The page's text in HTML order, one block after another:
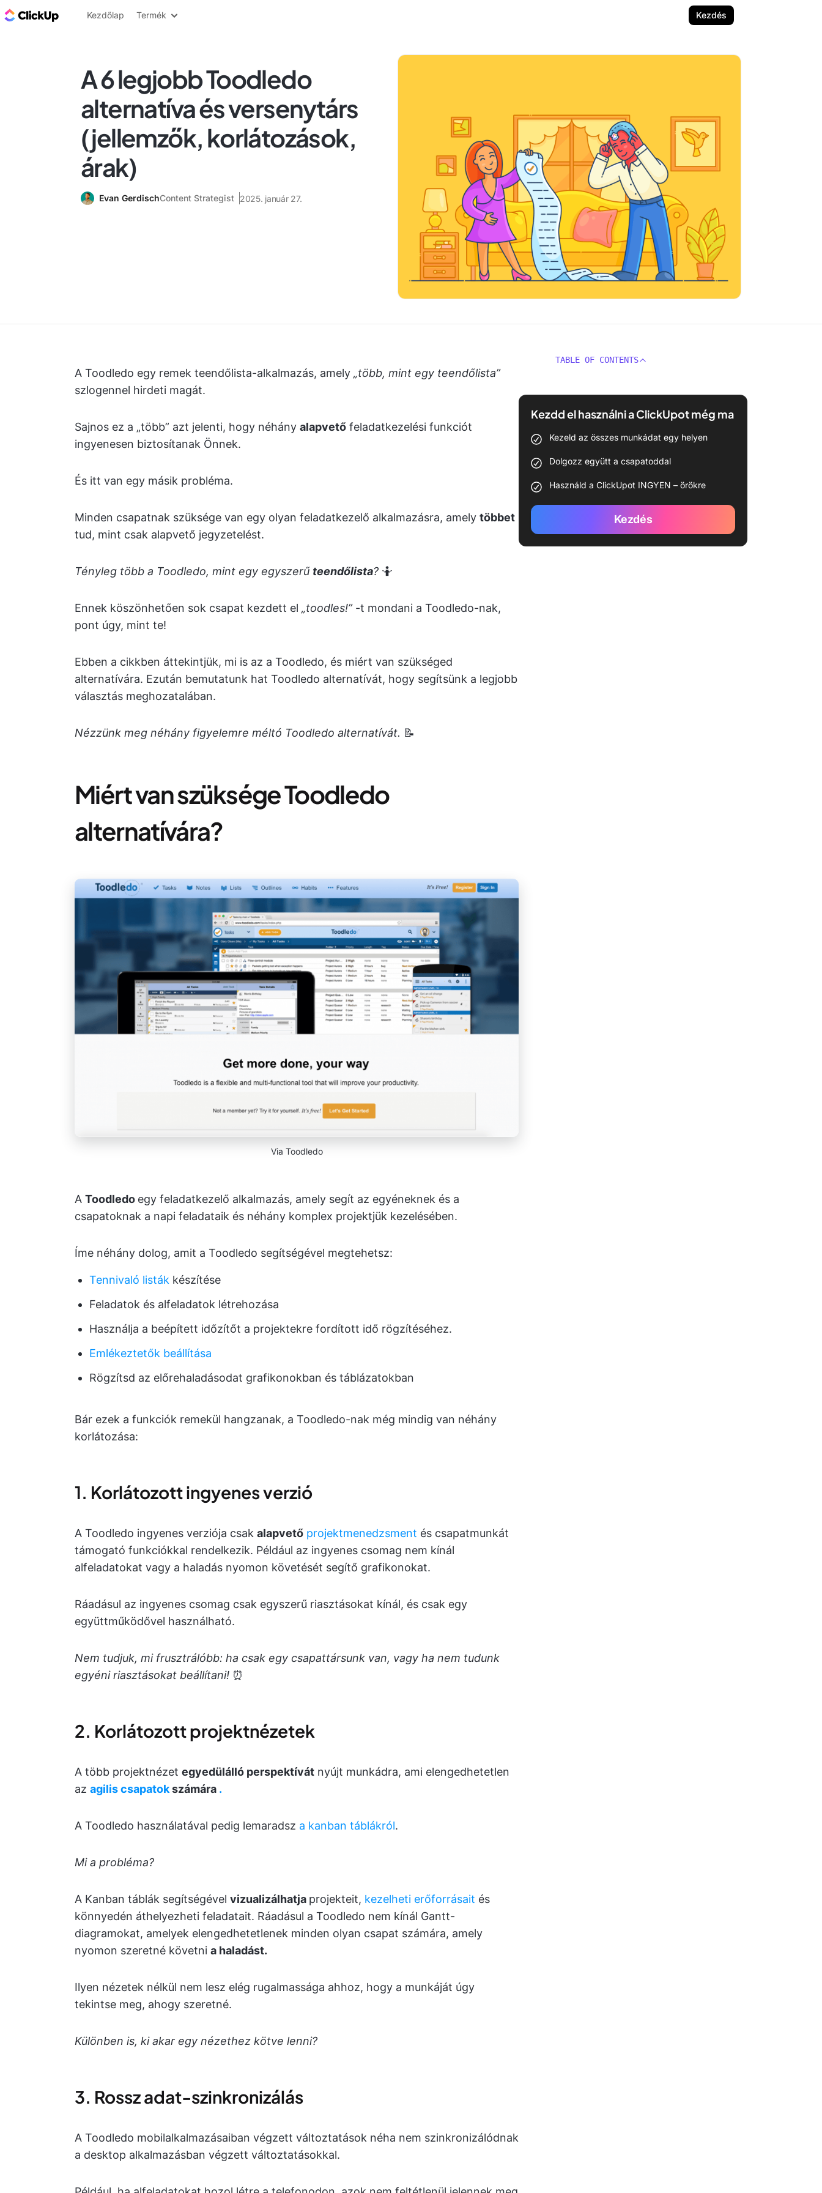
ClickUp blog
Kezdőlap Termék Kezdés
A 6 legjobb Toodledo
alternatíva és versenytárs
(jellemzők, korlátozások,
árak)
Evan GerdischContent Strategist 2025. január 27.
A Toodledo egy remek teendőlista-alkalmazás, amely „több, mint egy teendőlista”
szlogennel hirdeti magát.
Sajnos ez a „több” azt jelenti, hogy néhány alapvető feladatkezelési funkciót
ingyenesen biztosítanak Önnek.
És itt van egy másik probléma.
Minden csapatnak szüksége van egy olyan feladatkezelő alkalmazásra, amely többet
tud, mint csak alapvető jegyzetelést.
Tényleg több a Toodledo, mint egy egyszerű teendőlista? 🤷
Ennek köszönhetően sok csapat kezdett el „toodles!”-t mondani a Toodledo-nak,
pont úgy, mint te!
Ebben a cikkben áttekintjük, mi is az a Toodledo, és miért van szükséged
alternatívára. Ezután bemutatunk hat Toodledo alternatívát, hogy segítsünk a legjobb
választás meghozatalában.
Nézzünk meg néhány figyelemre méltó Toodledo alternatívát. 📝
Miért van szüksége Toodledo
alternatívára?
Via Toodledo
A Toodledo egy feladatkezelő alkalmazás, amely segít az egyéneknek és a
csapatoknak a napi feladataik és néhány komplex projektjük kezelésében.
Íme néhány dolog, amit a Toodledo segítségével megtehetsz:
Tennivaló listák készítése
Feladatok és alfeladatok létrehozása
Használja a beépített időzítőt a projektekre fordított idő rögzítéséhez.
Emlékeztetők beállítása
Rögzítsd az előrehaladásodat grafikonokban és táblázatokban
Bár ezek a funkciók remekül hangzanak, a Toodledo-nak még mindig van néhány
korlátozása:
1. Korlátozott ingyenes verzió
A Toodledo ingyenes verziója csak alapvető projektmenedzsment és csapatmunkát
támogató funkciókkal rendelkezik. Például az ingyenes csomag nem kínál
alfeladatokat vagy a haladás nyomon követését segítő grafikonokat.
Ráadásul az ingyenes csomag csak egyszerű riasztásokat kínál, és csak egy
együttműködővel használható.
Nem tudjuk, mi frusztrálóbb: ha csak egy csapattársunk van, vagy ha nem tudunk
egyéni riasztásokat beállítani! ⏰
2. Korlátozott projektnézetek
A több projektnézet egyedülálló perspektívát nyújt munkádra, ami elengedhetetlen
az agilis csapatokszámára .
A Toodledo használatával pedig lemaradsz a kanban táblákról.
Mi a probléma?
A Kanban táblák segítségével vizualizálhatja projekteit, kezelheti erőforrásait és
könnyedén áthelyezheti feladatait. Ráadásul a Toodledo nem kínál Gantt-
diagramokat, amelyek elengedhetetlenek minden olyan csapat számára, amely
nyomon szeretné követni a haladást.
Ilyen nézetek nélkül nem lesz elég rugalmassága ahhoz, hogy a munkáját úgy
tekintse meg, ahogy szeretné.
Különben is, ki akar egy nézethez kötve lenni?
3. Rossz adat-szinkronizálás
A Toodledo mobilalkalmazásaiban végzett változtatások néha nem szinkronizálódnak
a desktop alkalmazásban végzett változtatásokkal.
TABLE OF CONTENTS
Kezdd el használni a ClickUpot még ma
Kezeld az összes munkádat egy helyen
Dolgozz együtt a csapatoddal
Használd a ClickUpot INGYEN – örökre
Kezdés